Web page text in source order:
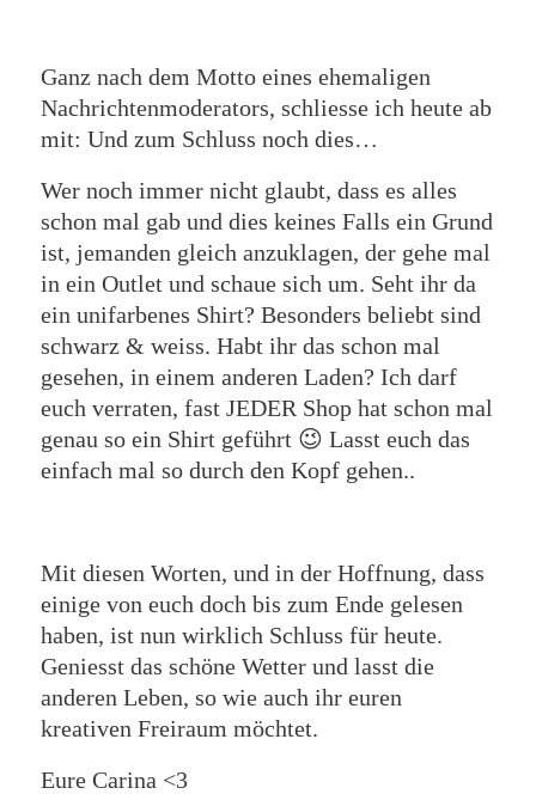
Ganz nach dem Motto eines ehemaligen
Nachrichtenmoderators, schliesse ich heute ab
mit: Und zum Schluss noch dies…
Wer noch immer nicht glaubt, dass es alles
schon mal gab und dies keines Falls ein Grund
ist, jemanden gleich anzuklagen, der gehe mal
in ein Outlet und schaue sich um. Seht ihr da
ein unifarbenes Shirt? Besonders beliebt sind
schwarz & weiss. Habt ihr das schon mal
gesehen, in einem anderen Laden? Ich darf
euch verraten, fast JEDER Shop hat schon mal
genau so ein Shirt geführt 😉 Lasst euch das
einfach mal so durch den Kopf gehen..
Mit diesen Worten, und in der Hoffnung, dass
einige von euch doch bis zum Ende gelesen
haben, ist nun wirklich Schluss für heute.
Geniesst das schöne Wetter und lasst die
anderen Leben, so wie auch ihr euren
kreativen Freiraum möchtet.
Eure Carina <3